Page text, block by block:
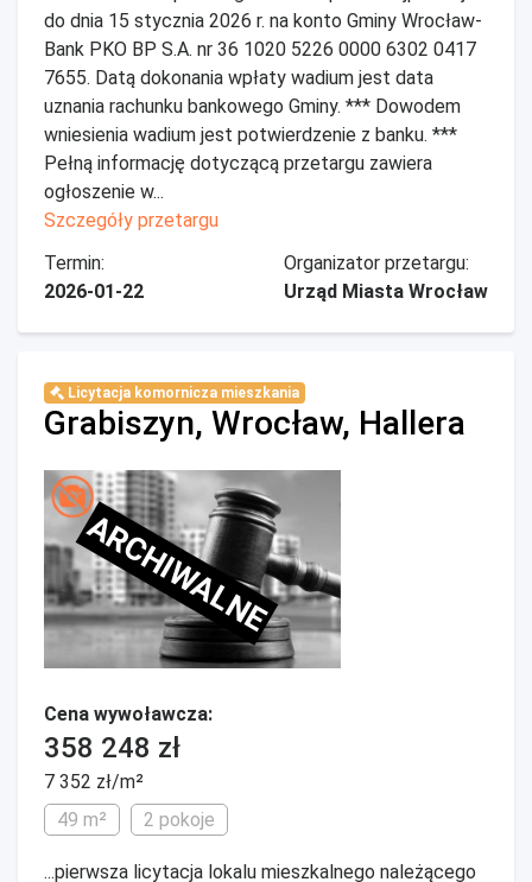
do dnia 15 stycznia 2026 r. na konto Gminy Wrocław-
Bank PKO BP S.A. nr 36 1020 5226 0000 6302 0417
7655. Datą dokonania wpłaty wadium jest data
uznania rachunku bankowego Gminy. *** Dowodem
wniesienia wadium jest potwierdzenie z banku. ***
Pełną informację dotyczącą przetargu zawiera
ogłoszenie w...
Szczegóły przetargu
Termin:
2026-01-22
Organizator przetargu:
Urząd Miasta Wrocław
Licytacja komornicza mieszkania
Grabiszyn, Wrocław, Hallera
ARCHIWALNE
Cena wywoławcza:
358 248 zł
7 352 zł/m²
49 m²
2 pokoje
...pierwsza licytacja lokalu mieszkalnego należącego